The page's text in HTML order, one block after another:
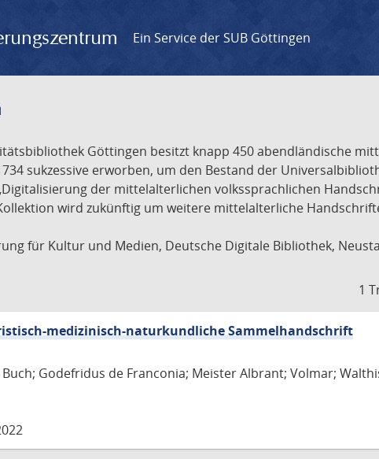
Ein Service der SUB Göttingen
Göttingen besitzt knapp 450 abendländische
sukzessive erworben, um den Bestand der
der mittelalterlichen volkssprachlichen
wird zukünftig um weitere mittelalterliche
für Kultur und Medien, Deutsche Digitale Bibliothek,
1
medizinisch-naturkundliche Sammelhandschrift
Godefridus de Franconia; Meister Albrant; Volmar;